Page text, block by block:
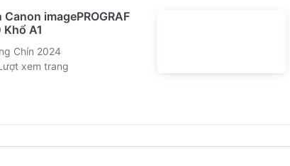
Canon imagePROGRAF
A1
Chín 2024
xem trang